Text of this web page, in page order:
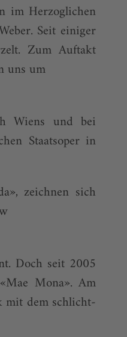
im Herzoglichen
Seit einiger
Zum Auftakt
uns um
Wiens und bei
Staatsoper in
zeichnen sich
Doch seit 2005
Mona». Am
mit dem schlicht-